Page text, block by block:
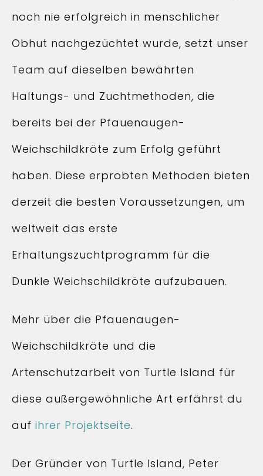
noch nie erfolgreich in menschlicher
Obhut nachgezüchtet wurde, setzt unser
Team auf dieselben bewährten
Haltungs- und Zuchtmethoden, die
bereits bei der Pfauenaugen-
Weichschildkröte zum Erfolg geführt
haben. Diese erprobten Methoden bieten
derzeit die besten Voraussetzungen, um
weltweit das erste
Erhaltungszuchtprogramm für die
Dunkle Weichschildkröte aufzubauen.
Mehr über die Pfauenaugen-
Weichschildkröte und die
Artenschutzarbeit von Turtle Island für
diese außergewöhnliche Art erfährst du
auf ihrer Projektseite.
Der Gründer von Turtle Island, Peter